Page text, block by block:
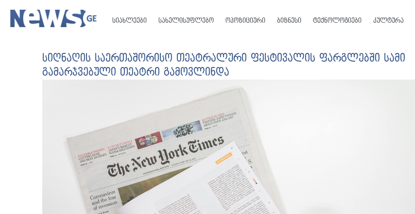
სიახლეები სახელისუფლებო ოპოზიციური ბიზნესი ტექნოლოგიები კულტურა
სიღნაღის საერთაშორისო თეატრალური ფესტივალის ფარგლებში სამი
გამარჯვებული თეატრი გამოვლინდა